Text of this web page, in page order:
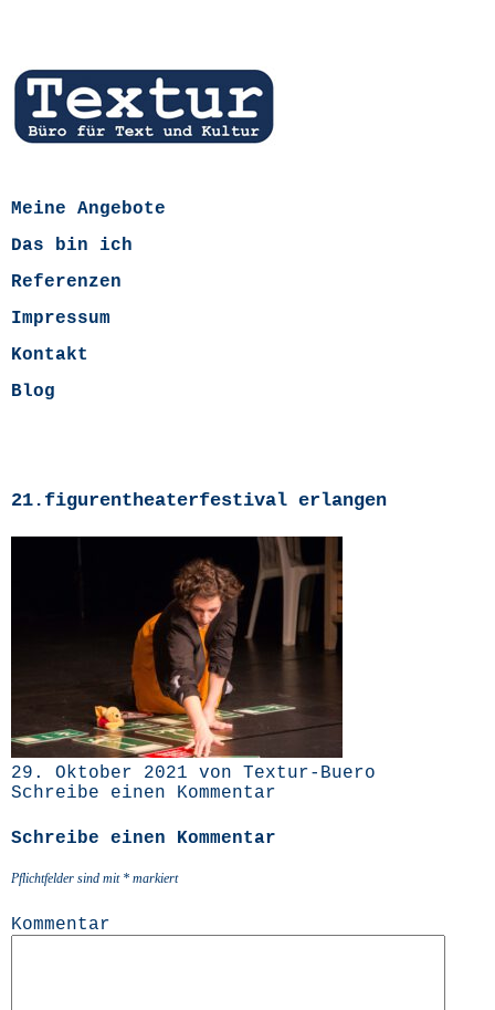
Meine Angebote
Das bin ich
Referenzen
Impressum
Kontakt
Blog
21.figurentheaterfestival erlangen
29. Oktober 2021 von Textur-Buero
Schreibe einen Kommentar
Schreibe einen Kommentar
Pflichtfelder sind mit * markiert
Kommentar